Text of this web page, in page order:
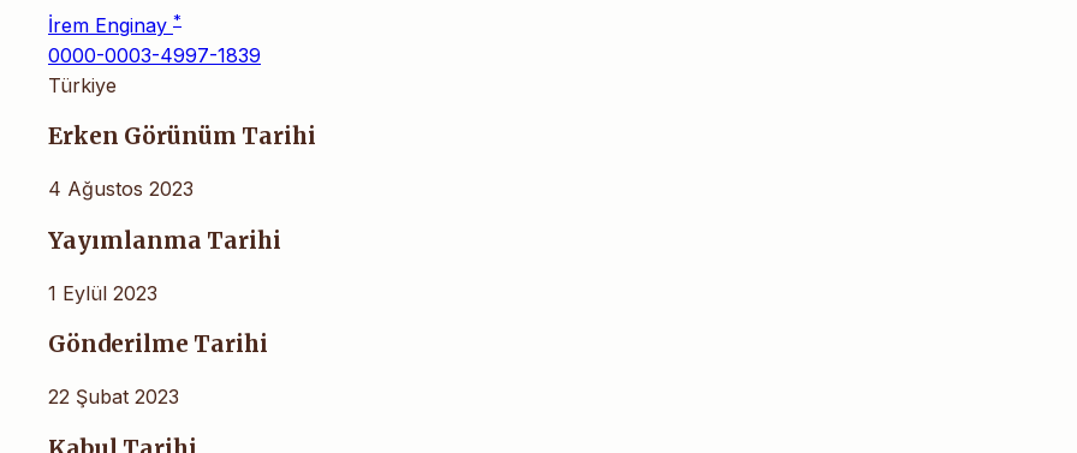
İrem Enginay *
0000-0003-4997-1839
Türkiye
Erken Görünüm Tarihi
4 Ağustos 2023
Yayımlanma Tarihi
1 Eylül 2023
Gönderilme Tarihi
22 Şubat 2023